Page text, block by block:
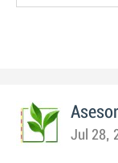
Jul 28,